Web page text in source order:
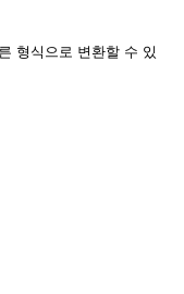
형식으로 변환할 수 있